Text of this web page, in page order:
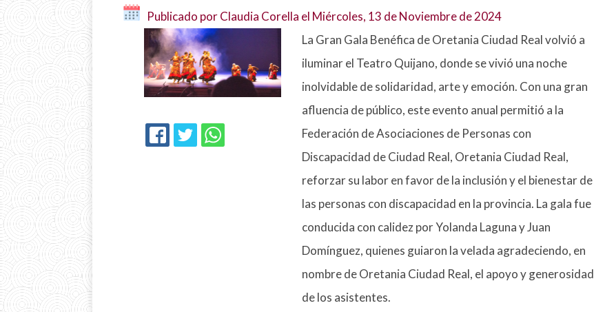
Publicado por Claudia Corella el Miércoles, 13 de Noviembre de 2024
FACEBOOK
TWITTER
La Gran Gala Benéfica de Oretania Ciudad Real volvió a
iluminar el Teatro Quijano, donde se vivió una noche
inolvidable de solidaridad, arte y emoción. Con una gran
afluencia de público, este evento anual permitió a la
Federación de Asociaciones de Personas con
Discapacidad de Ciudad Real, Oretania Ciudad Real,
reforzar su labor en favor de la inclusión y el bienestar de
las personas con discapacidad en la provincia. La gala fue
conducida con calidez por Yolanda Laguna y Juan
Domínguez, quienes guiaron la velada agradeciendo, en
nombre de Oretania Ciudad Real, el apoyo y generosidad
de los asistentes.